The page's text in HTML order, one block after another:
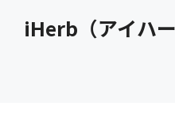
iHerb（アイハ